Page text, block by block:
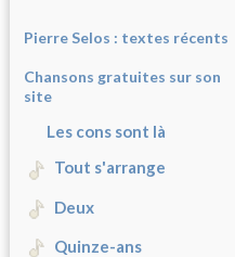
Pierre Selos : textes récents
Chansons gratuites sur son
site
Les cons sont là
Tout s'arrange
Deux
Quinze-ans